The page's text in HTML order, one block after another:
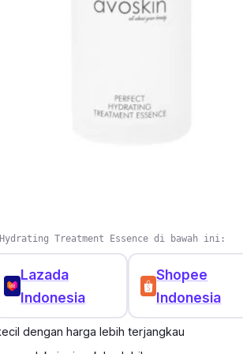
“Minggu ke-4, jerawat aktifku mulai
Produk ini memang bagus
Treatment Essence di bawah ini:
Lazada
Indonesia
Shopee
Indonesia
dengan harga lebih terjangkau